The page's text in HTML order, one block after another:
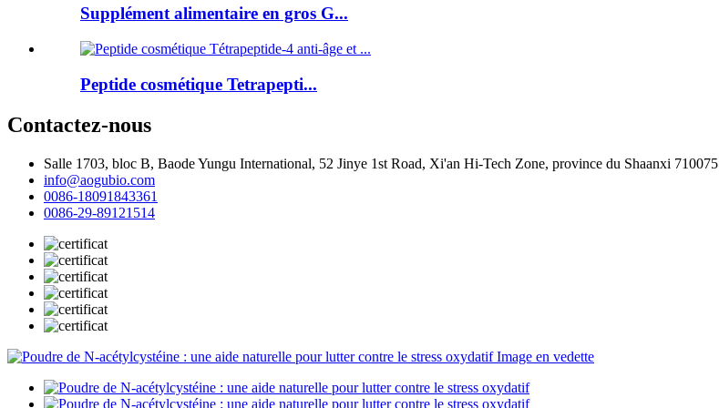
Supplément alimentaire en gros G...
Peptide cosmétique Tetrapepti...
Contactez-nous
Salle 1703, bloc B, Baode Yungu International, 52 Jinye 1st Road, Xi'an Hi-Tech Zone, province du Shaanxi 710075
info@aogubio.com
0086-18091843361
0086-29-89121514